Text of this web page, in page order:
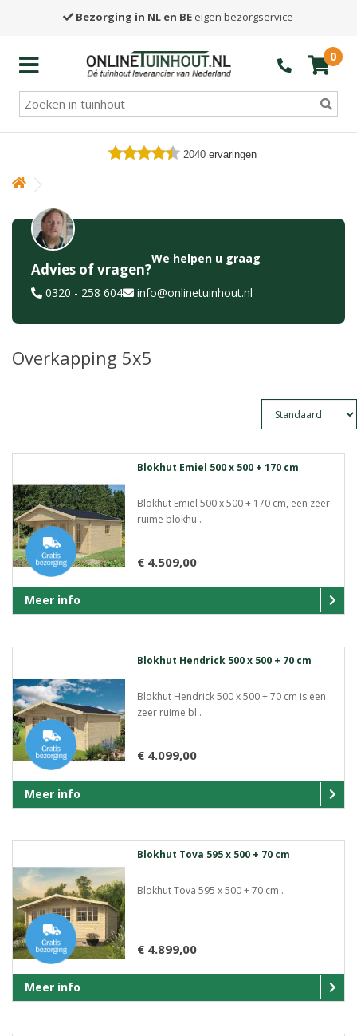
Bezorging in NL en BE eigen bezorgservice
0
2040 ervaringen
Advies of vragen?
We helpen u graag
0320 - 258 604 info@onlinetuinhout.nl
Overkapping 5x5
Blokhut Emiel 500 x 500 + 170 cm
Blokhut Emiel 500 x 500 + 170 cm, een zeer
ruime blokhu..
€ 4.509,00
Meer info
Blokhut Hendrick 500 x 500 + 70 cm
Blokhut Hendrick 500 x 500 + 70 cm is een
zeer ruime bl..
€ 4.099,00
Meer info
Blokhut Tova 595 x 500 + 70 cm
Blokhut Tova 595 x 500 + 70 cm..
€ 4.899,00
Meer info